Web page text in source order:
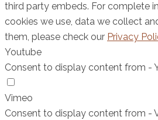
third party embeds. For complete
cookies we use, data we collect
them, please check our Privacy
Youtube
Consent to display content from -
Vimeo
Consent to display content from -